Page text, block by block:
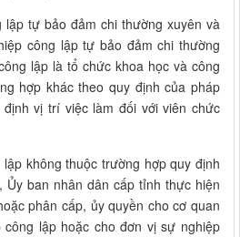
tự bảo đảm chi thường xuyên và
công lập tự bảo đảm chi thường
lập là tổ chức khoa học và công
hợp khác theo quy định của pháp
vị trí việc làm đối với viên chức
không thuộc trường hợp quy định
Ủy ban nhân dân cấp tỉnh thực hiện
phân cấp, ủy quyền cho cơ quan
lập hoặc cho đơn vị sự nghiệp